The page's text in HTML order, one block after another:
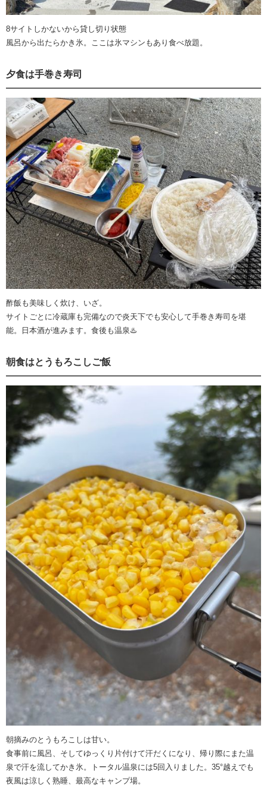
8サイトしかないから貸し切り状態
風呂から出たらかき氷。ここは氷マシンもあり食べ放題。
夕食は手巻き寿司
酢飯も美味しく炊け、いざ。
サイトごとに冷蔵庫も完備なので炎天下でも安心して手巻き寿司を堪
能。日本酒が進みます。食後も温泉♨️
朝食はとうもろこしご飯
朝摘みのとうもろこしは甘い。
食事前に風呂、そしてゆっくり片付けて汗だくになり、帰り際にまた温
泉で汗を流してかき氷。トータル温泉には5回入りました。35°越えでも
夜風は涼しく熟睡、最高なキャンプ場。